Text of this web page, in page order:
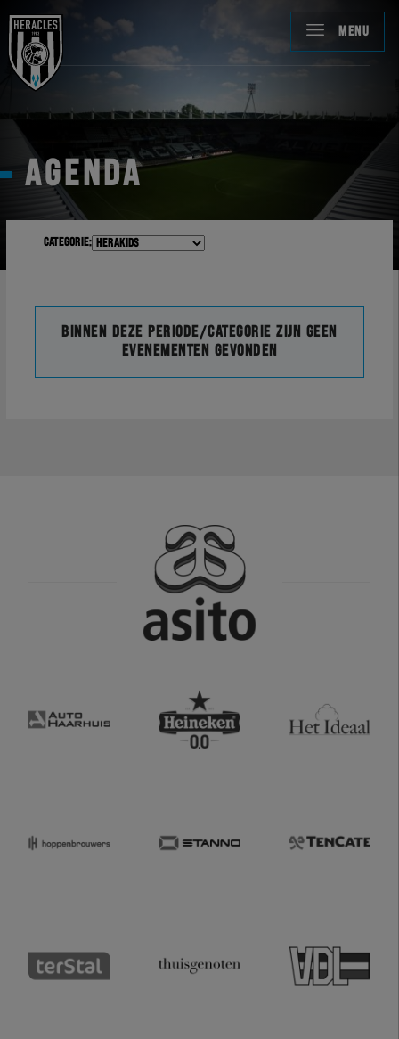
MENU
AGENDA
Categorie:
Binnen deze periode/categorie zijn geen
evenementen gevonden